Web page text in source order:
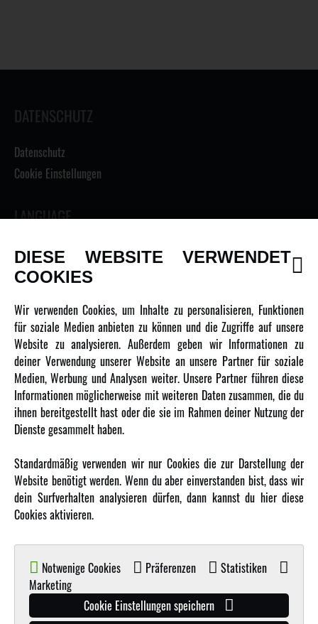
DATENSCHUTZ
Datenschutz
Cookie Einstellungen
LANGUAGE
INFORMATIONEN
Newsletter
Über uns
Karriere
Amewi Kataloge
AMXRacing - Qualitäts RC-Zubehör
Amewi Construction - Nutzfahrzeuge
Werden Sie Amewi Händler
Amewi B2B-Shop
DIESE WEBSITE VERWENDET
COOKIES
Wir verwenden Cookies, um Inhalte zu personalisieren, Funktionen
für soziale Medien anbieten zu können und die Zugriffe auf unsere
Website zu analysieren. Außerdem geben wir Informationen zu
deiner Verwendung unserer Website an unsere Partner für soziale
Medien, Werbung und Analysen weiter. Unsere Partner führen diese
Informationen möglicherweise mit weiteren Daten zusammen, die du
ihnen bereitgestellt hast oder die sie im Rahmen deiner Nutzung der
Dienste gesammelt haben.
Standardmäßig verwenden wir nur Cookies die zur Darstellung der
Website benötigt werden. Wenn du aber einverstanden bist, dass wir
dein Surfverhalten analysieren dürfen, dann kannst du hier diese
Cookies aktivieren.
Notwenige Cookies Präferenzen
Statistiken
Marketing
Cookie Einstellungen speichern